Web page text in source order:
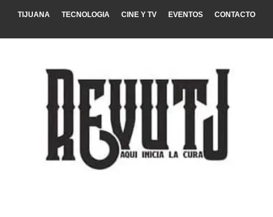
TIJUANA TECNOLOGIA CINE Y TV EVENTOS CONTACTO